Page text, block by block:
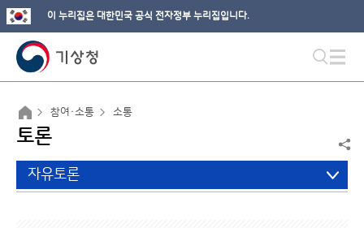
이 누리집은 대한민국 공식 전자정부 누리집입니다.
참여·소통 소통
토론
자유토론